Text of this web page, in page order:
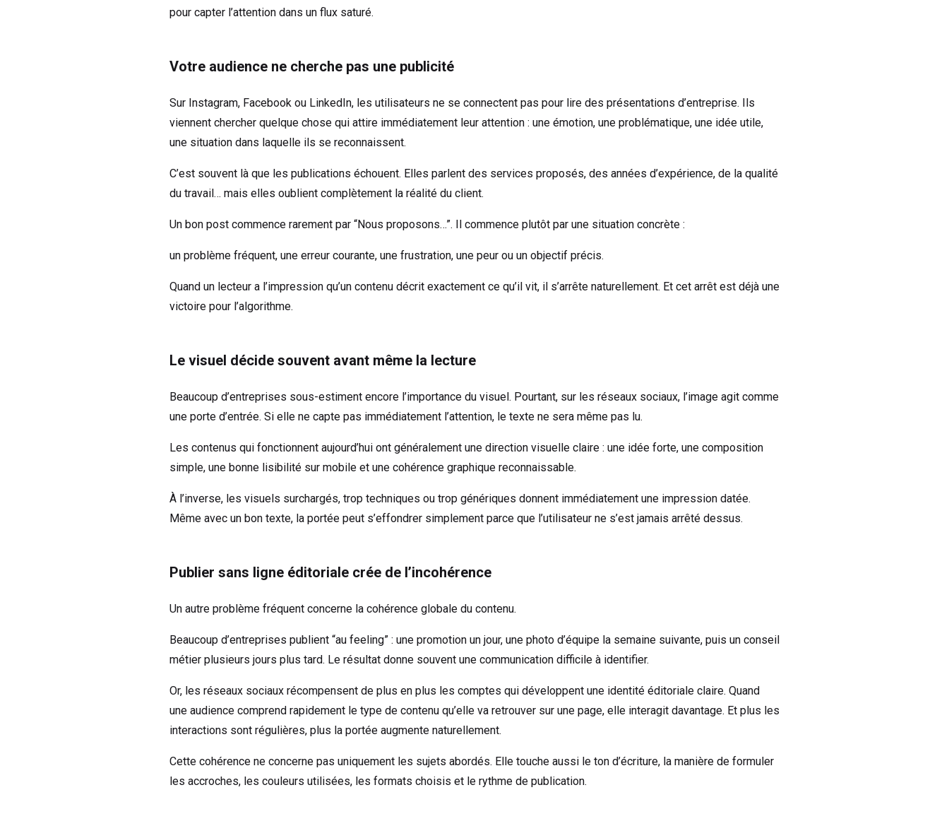
pour capter l’attention dans un flux saturé.
Votre audience ne cherche pas une publicité
Sur Instagram, Facebook ou LinkedIn, les utilisateurs ne se connectent pas pour lire des présentations d’entreprise. Ils
viennent chercher quelque chose qui attire immédiatement leur attention : une émotion, une problématique, une idée utile,
une situation dans laquelle ils se reconnaissent.
C’est souvent là que les publications échouent. Elles parlent des services proposés, des années d’expérience, de la qualité
du travail… mais elles oublient complètement la réalité du client.
Un bon post commence rarement par “Nous proposons…”. Il commence plutôt par une situation concrète :
un problème fréquent, une erreur courante, une frustration, une peur ou un objectif précis.
Quand un lecteur a l’impression qu’un contenu décrit exactement ce qu’il vit, il s’arrête naturellement. Et cet arrêt est déjà une
victoire pour l’algorithme.
Le visuel décide souvent avant même la lecture
Beaucoup d’entreprises sous-estiment encore l’importance du visuel. Pourtant, sur les réseaux sociaux, l’image agit comme
une porte d’entrée. Si elle ne capte pas immédiatement l’attention, le texte ne sera même pas lu.
Les contenus qui fonctionnent aujourd’hui ont généralement une direction visuelle claire : une idée forte, une composition
simple, une bonne lisibilité sur mobile et une cohérence graphique reconnaissable.
À l’inverse, les visuels surchargés, trop techniques ou trop génériques donnent immédiatement une impression datée.
Même avec un bon texte, la portée peut s’effondrer simplement parce que l’utilisateur ne s’est jamais arrêté dessus.
Publier sans ligne éditoriale crée de l’incohérence
Un autre problème fréquent concerne la cohérence globale du contenu.
Beaucoup d’entreprises publient “au feeling” : une promotion un jour, une photo d’équipe la semaine suivante, puis un conseil
métier plusieurs jours plus tard. Le résultat donne souvent une communication difficile à identifier.
Or, les réseaux sociaux récompensent de plus en plus les comptes qui développent une identité éditoriale claire. Quand
une audience comprend rapidement le type de contenu qu’elle va retrouver sur une page, elle interagit davantage. Et plus les
interactions sont régulières, plus la portée augmente naturellement.
Cette cohérence ne concerne pas uniquement les sujets abordés. Elle touche aussi le ton d’écriture, la manière de formuler
les accroches, les couleurs utilisées, les formats choisis et le rythme de publication.